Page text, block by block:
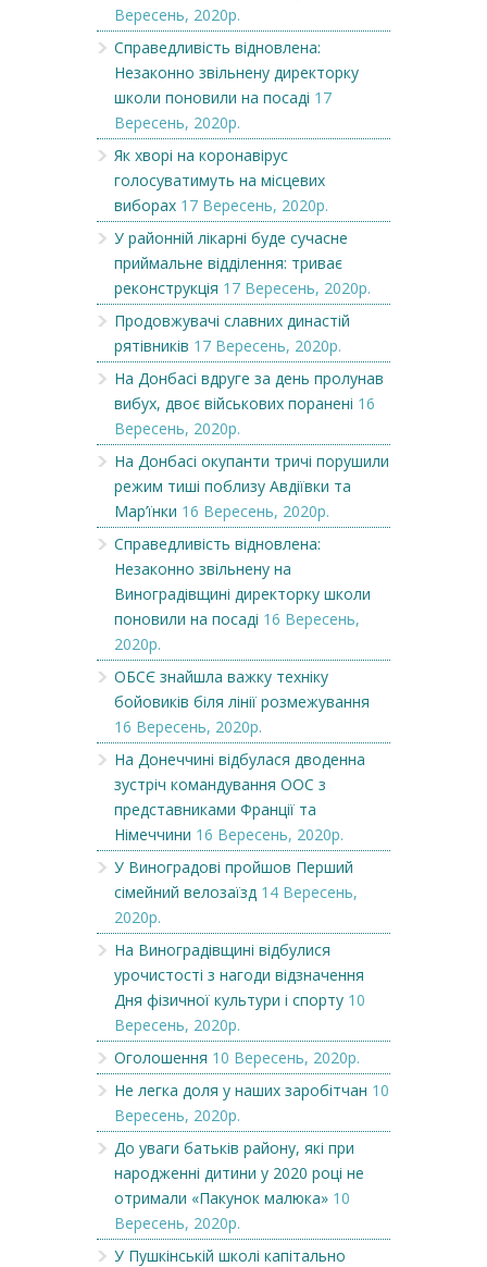
Вересень, 2020р.
Справедливість відновлена:
Незаконно звільнену директорку
школи поновили на посаді 17
Вересень, 2020р.
Як хворі на коронавірус
голосуватимуть на місцевих
виборах 17 Вересень, 2020р.
У районній лікарні буде сучасне
приймальне відділення: триває
реконструкція 17 Вересень, 2020р.
Продовжувачі славних династій
рятівників 17 Вересень, 2020р.
На Донбасі вдруге за день пролунав
вибух, двоє військових поранені 16
Вересень, 2020р.
На Донбасі окупанти тричі порушили
режим тиші поблизу Авдіївки та
Мар’їнки 16 Вересень, 2020р.
Справедливість відновлена:
Незаконно звільнену на
Виноградівщині директорку школи
поновили на посаді 16 Вересень,
2020р.
ОБСЄ знайшла важку техніку
бойовиків біля лінії розмежування
16 Вересень, 2020р.
На Донеччині відбулася дводенна
зустріч командування ООС з
представниками Франції та
Німеччини 16 Вересень, 2020р.
У Виноградові пройшов Перший
сімейний велозаїзд 14 Вересень,
2020р.
На Виноградівщині відбулися
урочистості з нагоди відзначення
Дня фізичної культури і спорту 10
Вересень, 2020р.
Оголошення 10 Вересень, 2020р.
Не легка доля у наших заробітчан 10
Вересень, 2020р.
До уваги батьків району, які при
народженні дитини у 2020 році не
отримали «Пакунок малюка» 10
Вересень, 2020р.
У Пушкінській школі капітально